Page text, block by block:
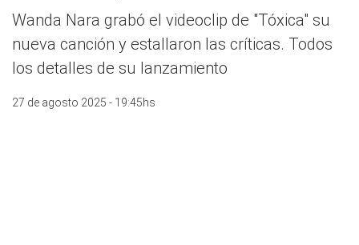
Wanda Nara grabó el videoclip de "Tóxica" su
nueva canción y estallaron las críticas. Todos
los detalles de su lanzamiento
27 de agosto 2025 - 19:45hs